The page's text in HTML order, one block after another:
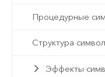
Процедурные
Структура
Эффекты